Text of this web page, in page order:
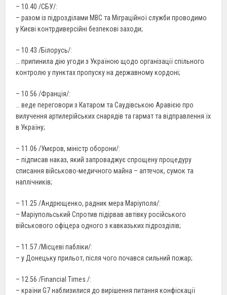
– 10.40 /СБУ/:
– разом із підрозділами МВС та Міграційної служби проводимо
у Києві контрдиверсійні безпекові заходи;
– 10.43 /Білорусь/:
… припинила дію угоди з Україною щодо організації спільного
контролю у пунктах пропуску на державному кордоні;
– 10.56 /Франція/:
… веде переговори з Катаром та Саудівською Аравією про
вилучення артилерійських снарядів та гармат та відправлення їх
в Україну;
– 11.06 /Умєров, міністр оборони/:
– підписав наказ, який запроваджує спрощену процедуру
списання військово-медичного майна – аптечок, сумок та
наплічників;
– 11.25 /Андрющенко, радник мера Маріуполя/:
– Маріупольський Спротив підірвав автівку російського
військового офіцера одного з кавказьких підрозділів;
– 11.57 /Місцеві пабліки/:
– у Донецьку прильот, після чого почався сильний пожар;
– 12.56 /Financial Times./:
– країни G7 наблизилися до вирішення питання конфіскації